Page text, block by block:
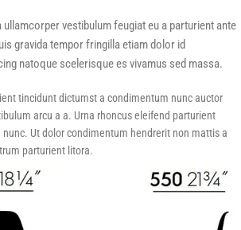
ullamcorper vestibulum feugiat eu a parturient ante
gravida tempor fringilla etiam dolor id
natoque scelerisque es vivamus sed massa.
tincidunt dictumst a condimentum nunc auctor
arcu a a. Urna rhoncus eleifend parturient
Ut dolor condimentum hendrerit non mattis a
parturient litora.